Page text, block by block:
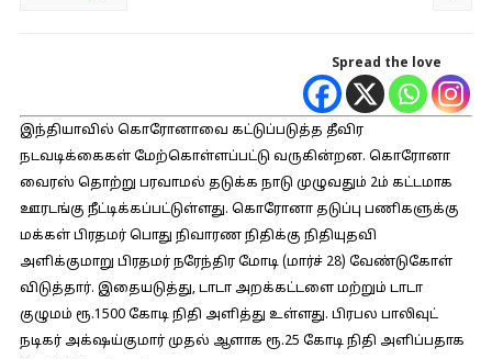
Spread the love
இந்தியாவில் கொரோனாவை கட்டுப்படுத்த தீவிர
நடவடிக்கைகள் மேற்கொள்ளப்பட்டு வருகின்றன. கொரோனா
வைரஸ் தொற்று பரவாமல் தடுக்க நாடு முழுவதும் 2ம் கட்டமாக
ஊரடங்கு நீட்டிக்கப்பட்டுள்ளது. கொரோனா தடுப்பு பணிகளுக்கு
மக்கள் பிரதமர் பொது நிவாரண நிதிக்கு நிதியுதவி
அளிக்குமாறு பிரதமர் நரேந்திர மோடி (மார்ச் 28) வேண்டுகோள்
விடுத்தார். இதையடுத்து, டாடா அறக்கட்டளை மற்றும் டாடா
குழுமம் ரூ.1500 கோடி நிதி அளித்து உள்ளது. பிரபல பாலிவுட்
நடிகர் அக்‌ஷய்குமார் முதல் ஆளாக ரூ.25 கோடி நிதி அளிப்பதாக